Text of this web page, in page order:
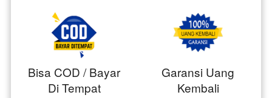
Bisa COD / Bayar
Di Tempat
Garansi Uang
Kembali